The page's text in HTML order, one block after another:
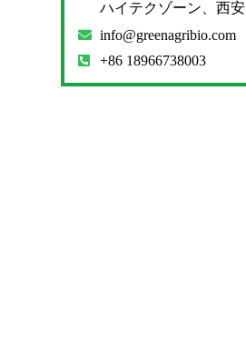
ハイテクゾーン、西安
info@greenagribio.com
+86 18966738003